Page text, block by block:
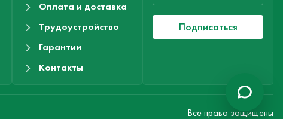
Оплата и доставка
Трудоустройство
Гарантии
Контакты
Подписаться
Все права защищены